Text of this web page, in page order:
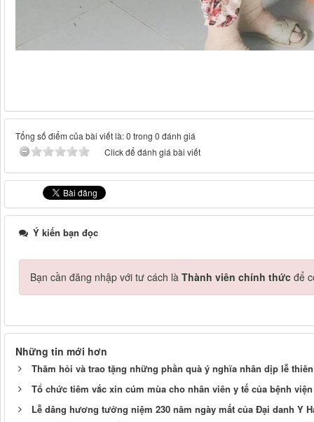
Tổng số điểm của bài viết là: 0 trong 0 đánh giá
Click để đánh giá bài viết
Ý kiến bạn đọc
Bạn cần đăng nhập với tư cách là Thành viên chính thức để
Những tin mới hơn
Thăm hỏi và trao tặng những phần quà ý nghĩa nhân dịp lễ
Tổ chức tiêm vắc xin cúm mùa cho nhân viên y tế của bệnh
Lễ dâng hương tưởng niệm 230 năm ngày mất của Đại danh Y